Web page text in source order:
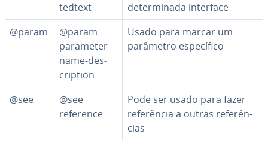
ted­text
de­ter­mi­nada interface
@param
@param
parameter-
name-des­
crip­tion
Usado para marcar um
parâmetro es­pe­cí­fico
@see
@see
reference
Pode ser usado para fazer
re­fe­rên­cia a outras re­fe­rên­
cias